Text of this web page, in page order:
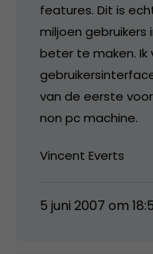
features. Dit is
miljoen
beter te maken. Ik
van de eerste
non pc machine.
Vincent Everts
5 juni 2007 om